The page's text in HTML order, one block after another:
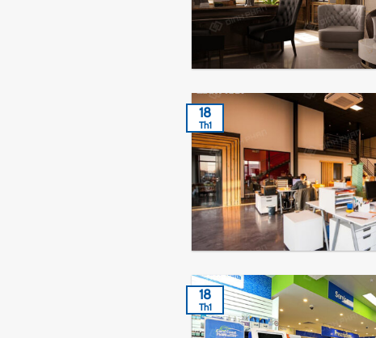
18
Th1
18
Th1